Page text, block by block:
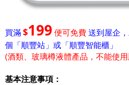
買滿$199 便可免費送到屋企
個「順豐站」或「順豐智能櫃」
(酒類、玻璃樽液體產品，不能使
基本注意事項：